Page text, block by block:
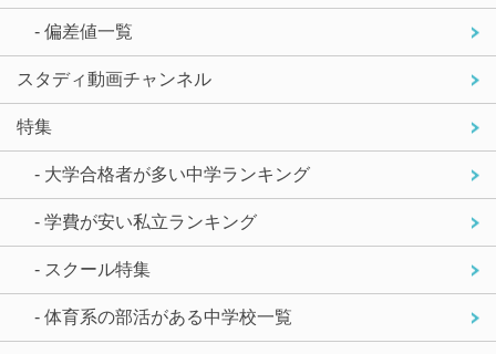
- 偏差値一覧
スタディ動画チャンネル
特集
- 大学合格者が多い中学ランキング
- 学費が安い私立ランキング
- スクール特集
- 体育系の部活がある中学校一覧